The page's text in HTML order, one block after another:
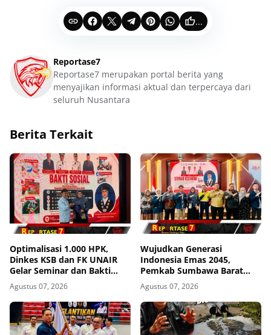
...
Reportase7
Reportase7 merupakan portal berita yang
menyajikan informasi aktual dan terpercaya dari
seluruh Nusantara
Berita Terkait
Optimalisasi 1.000 HPK,
Dinkes KSB dan FK UNAIR
Gelar Seminar dan Bakti
Sosial
Agustus 07, 2026
Wujudkan Generasi
Indonesia Emas 2045,
Pemkab Sumbawa Barat
Perkuat Komitmen Lewat
Seminar Kesehatan 1.000
HPK
Agustus 07, 2026